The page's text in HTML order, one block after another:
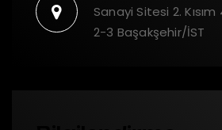
Sanayi Sitesi 2.
2-3 Başakşehir/İST